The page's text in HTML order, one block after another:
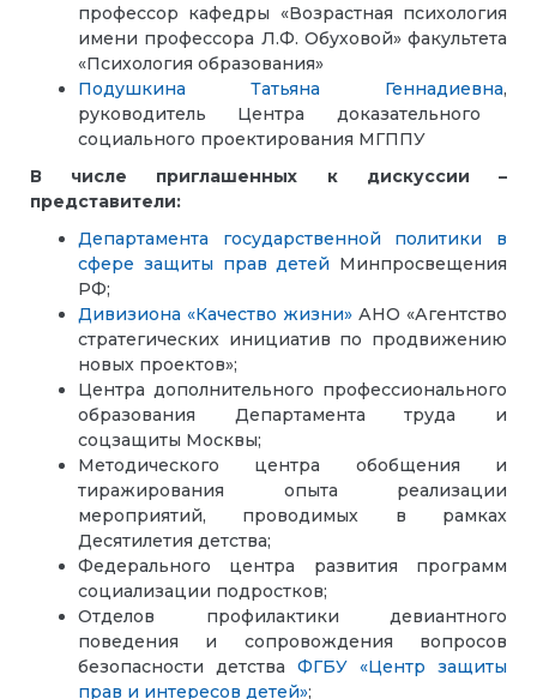
профессор кафедры «Возрастная психология
имени профессора Л.Ф. Обуховой» факультета
«Психология образования»
Подушкина Татьяна Геннадиевна,
руководитель Центра доказательного
социального проектирования МГППУ
В числе приглашенных к дискуссии –
представители:
Департамента государственной политики в
сфере защиты прав детей Минпросвещения
РФ;
Дивизиона «Качество жизни» АНО «Агентство
стратегических инициатив по продвижению
новых проектов»;
Центра дополнительного профессионального
образования Департамента труда и
соцзащиты Москвы;
Методического центра обобщения и
тиражирования опыта реализации
мероприятий, проводимых в рамках
Десятилетия детства;
Федерального центра развития программ
социализации подростков;
Отделов профилактики девиантного
поведения и сопровождения вопросов
безопасности детства ФГБУ «Центр защиты
прав и интересов детей»;